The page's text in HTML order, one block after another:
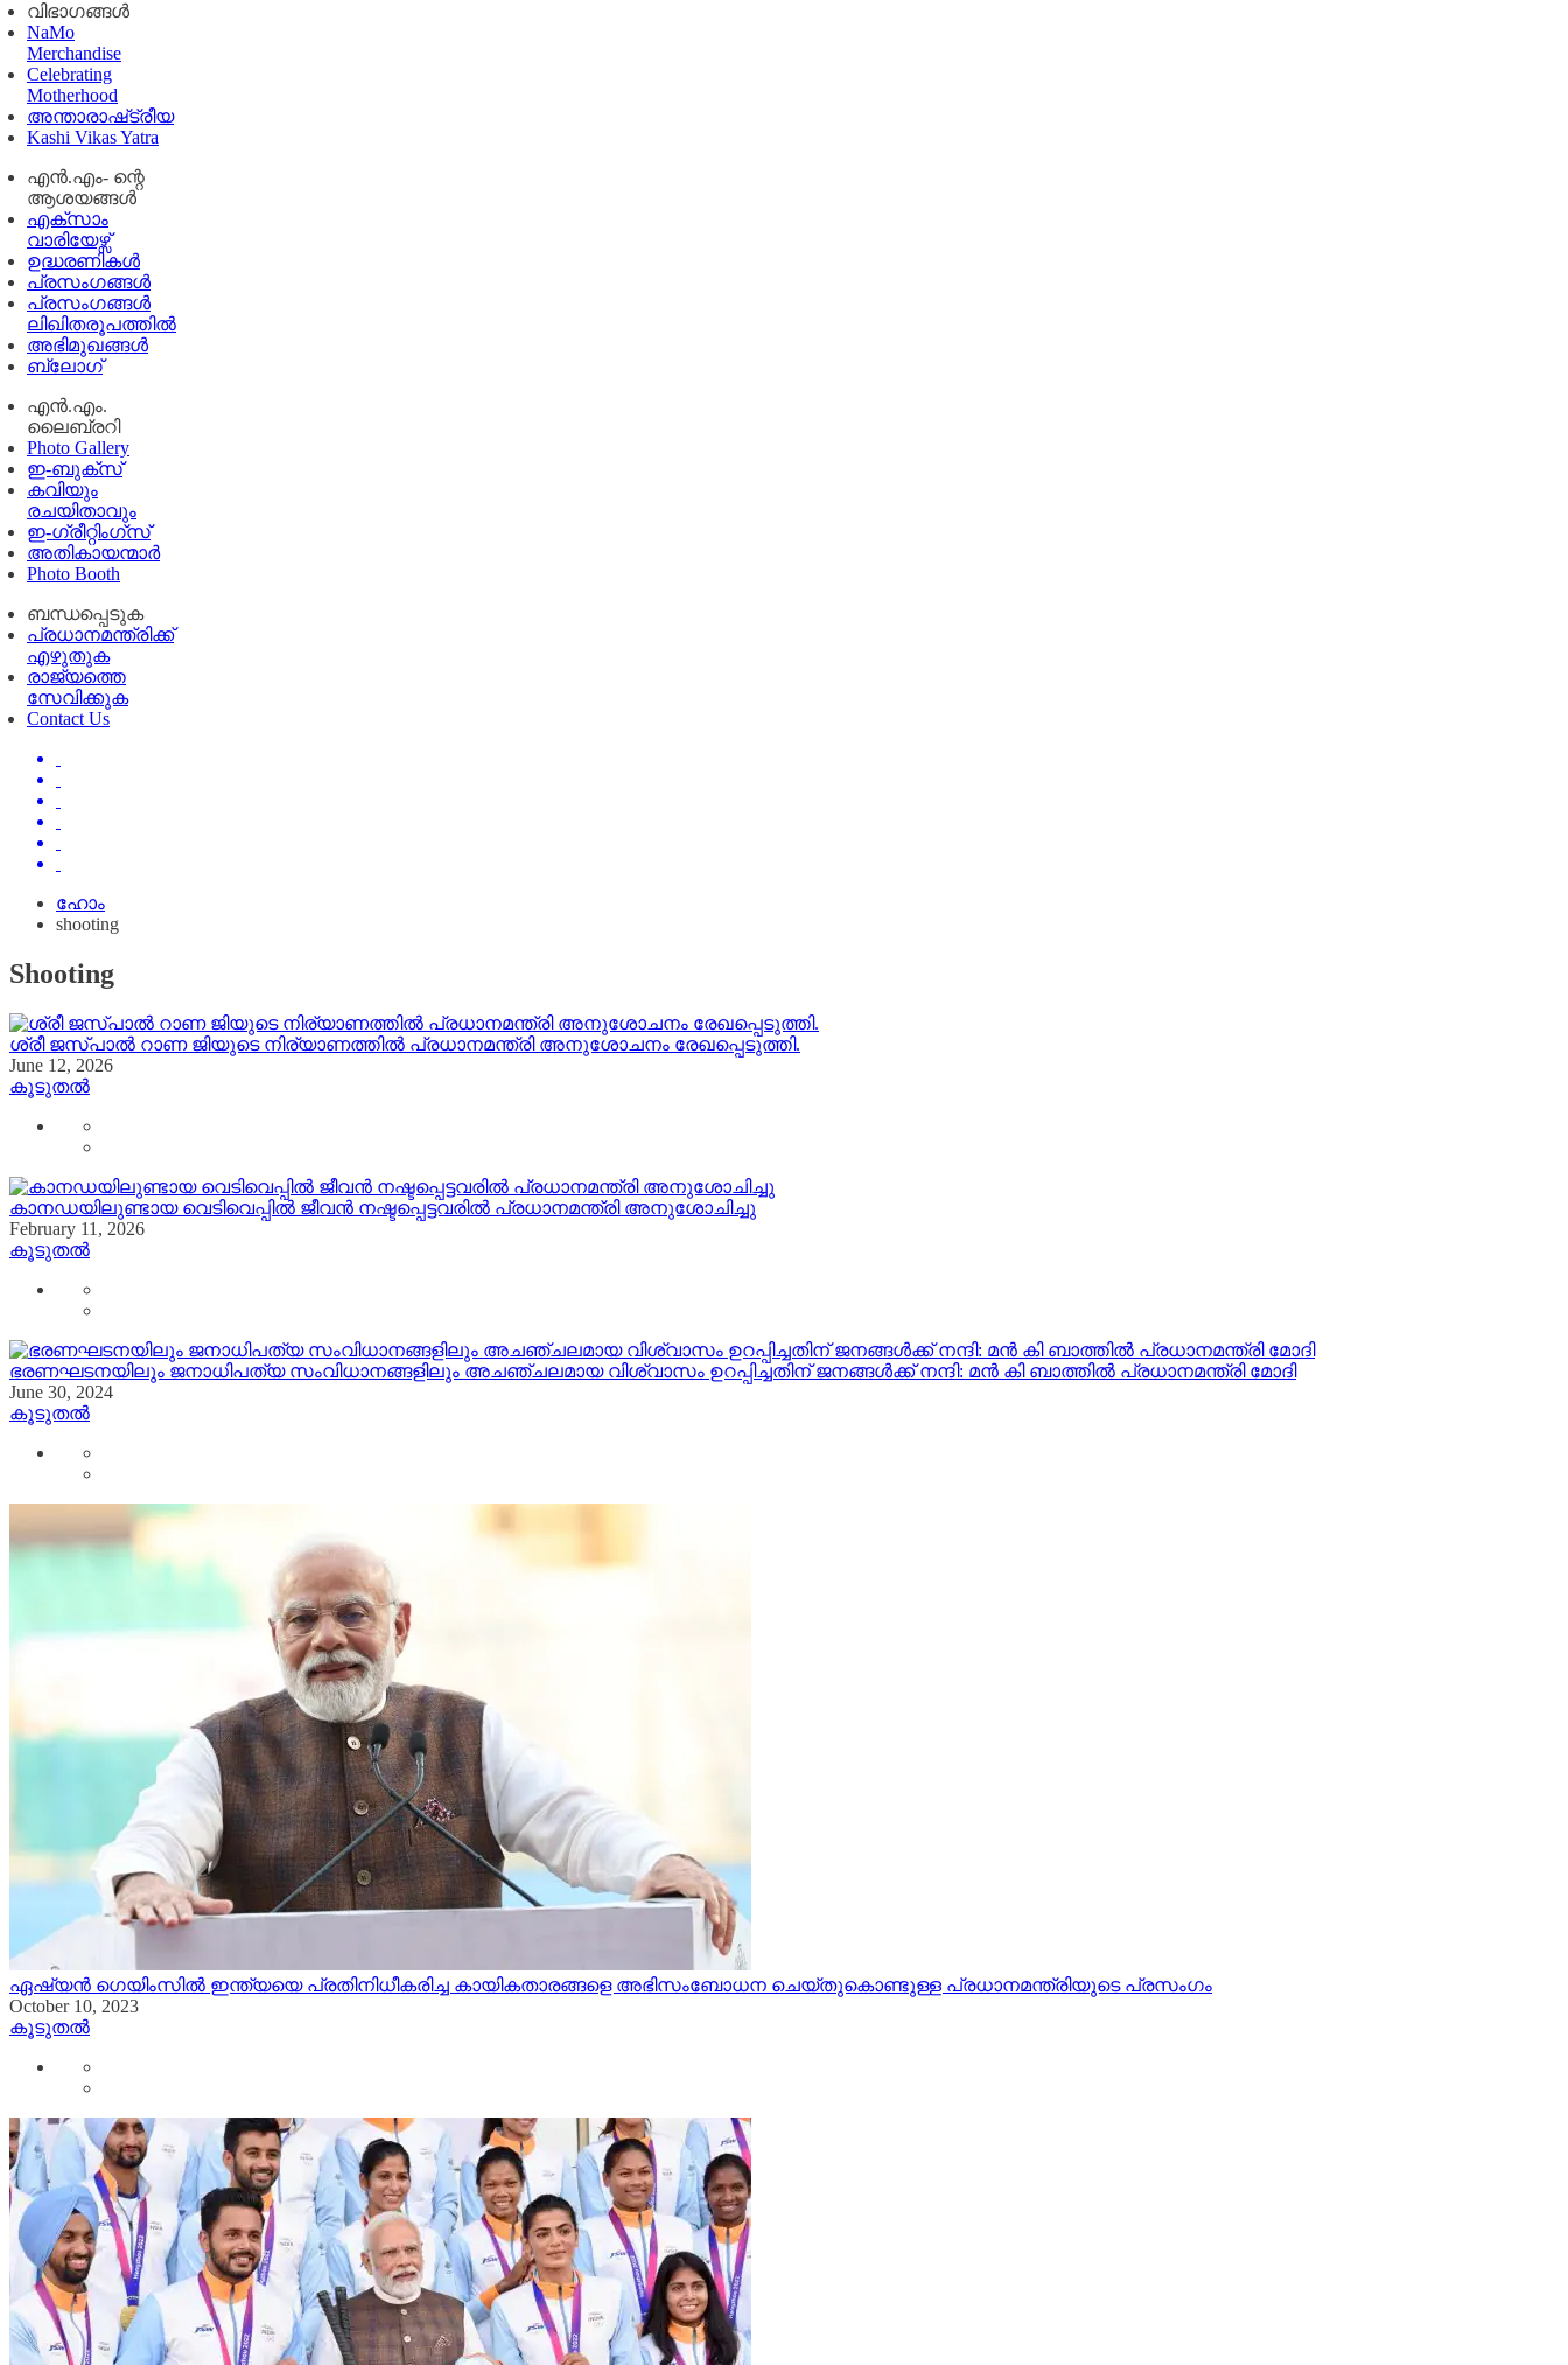
വിഭാഗങ്ങൾ
NaMo
Merchandise
Celebrating
Motherhood
അന്താരാഷ്‌ട്രീയ
Kashi Vikas Yatra
എൻ.എം- ന്റെ
ആശയങ്ങൾ
എക്സാം
വാരിയേഴ്സ്
ഉദ്ധരണികള്‍
പ്രസംഗങ്ങള്‍
പ്രസംഗങ്ങൾ
ലിഖിതരൂപത്തിൽ
അഭിമുഖങ്ങൾ
ബ്ലോഗ്
എൻ.എം.
ലൈബ്രറി
Photo Gallery
ഇ-ബുക്‌സ്
കവിയും
രചയിതാവും
ഇ-ഗ്രീറ്റിംഗ്‌സ്
അതികായന്മാർ
Photo Booth
ബന്ധപ്പെടുക
പ്രധാനമന്ത്രിക്ക്
എഴുതുക
രാജ്യത്തെ
സേവിക്കുക
Contact Us
ഹോം
shooting
Shooting
ശ്രീ ജസ്പാൽ റാണ ജിയുടെ നിര്യാണത്തിൽ പ്രധാനമന്ത്രി അനുശോചനം രേഖപ്പെടുത്തി.
June 12, 2026
കൂടുതൽ
കാനഡയിലുണ്ടായ വെടിവെപ്പിൽ ജീവൻ നഷ്ടപ്പെട്ടവരിൽ പ്രധാനമന്ത്രി അനുശോചിച്ചു
February 11, 2026
കൂടുതൽ
ഭരണഘടനയിലും ജനാധിപത്യ സംവിധാനങ്ങളിലും അചഞ്ചലമായ വിശ്വാസം ഉറപ്പിച്ചതിന് ജനങ്ങൾക്ക് നന്ദി: മൻ കി ബാത്തിൽ പ്രധാനമന്ത്രി മോദി
June 30, 2024
കൂടുതൽ
ഏഷ്യൻ ഗെയിംസിൽ ഇന്ത്യയെ പ്രതിനിധീകരിച്ച കായികതാരങ്ങളെ അഭിസംബോധന ചെയ്തുകൊണ്ടുള്ള പ്രധാനമന്ത്രിയുടെ പ്രസംഗം
October 10, 2023
കൂടുതൽ